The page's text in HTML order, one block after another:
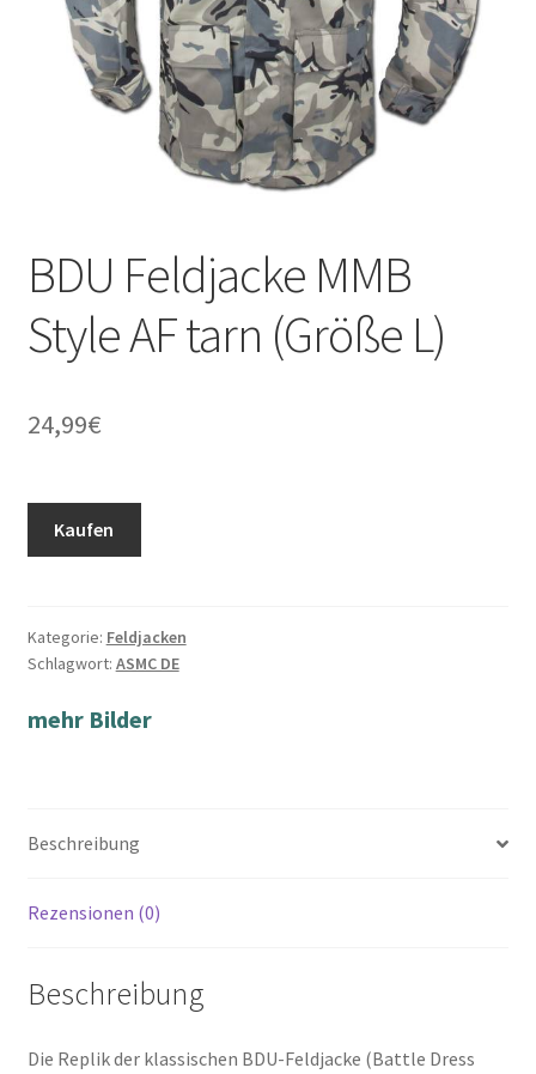
BDU Feldjacke MMB
Style AF tarn (Größe L)
24,99€
Kaufen
Kategorie: Feldjacken
Schlagwort: ASMC DE
mehr Bilder
Beschreibung
Rezensionen (0)
Beschreibung
Die Replik der klassischen BDU-Feldjacke (Battle Dress